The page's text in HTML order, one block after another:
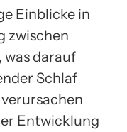
Einblicke in
zwischen
was darauf
Schlaf
Entwicklung